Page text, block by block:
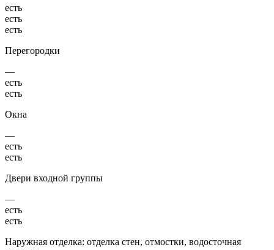
есть
есть
есть
Перегородки
—
есть
есть
Окна
—
есть
есть
Двери входной группы
—
есть
есть
Наружная отделка: отделка стен, отмостки, водосточная